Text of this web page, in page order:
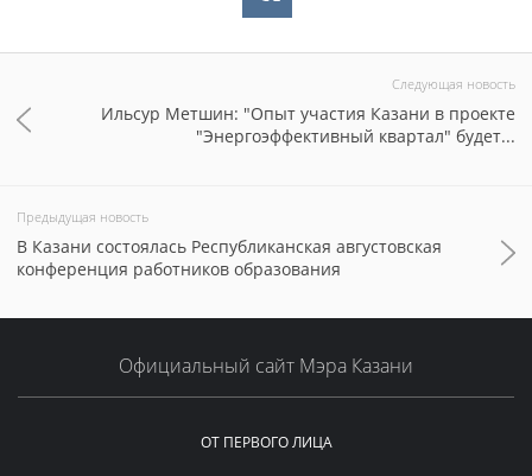
Следующая новость
Ильсур Метшин: "Опыт участия Казани в проекте
"Энергоэффективный квартал" будет...
Предыдущая новость
В Казани состоялась Республиканская августовская
конференция работников образования
Официальный сайт Мэра Казани
ОТ ПЕРВОГО ЛИЦА